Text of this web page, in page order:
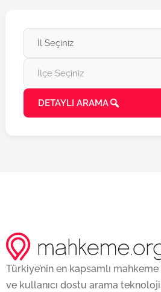
DETAYLI ARAMA
Türkiye’nin en kapsamlı
ve kullanıcı dostu arama